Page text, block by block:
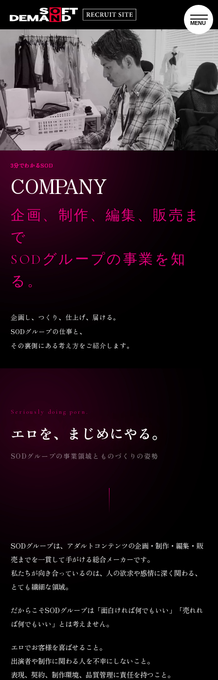
3分でわかるSOD
COMPANY
企画、制作、編集、販売ま
で
SODグループの事業を知
る。
企画し、つくり、仕上げ、届ける。
SODグループの仕事と、
その裏側にある考え方をご紹介します。
Seriously doing porn.
エロを、まじめにやる。
SODグループの事業領域とものづくりの姿勢
SODグループは、アダルトコンテンツの企画・制作・編集・販
売までを一貫して手がける総合メーカーです。
私たちが向き合っているのは、人の欲求や感情に深く関わる、
とても繊細な領域。
だからこそSODグループは「面白ければ何でもいい」「売れれ
ば何でもいい」とは考えません。
エロでお客様を喜ばせること。
出演者や制作に関わる人を不幸にしないこと。
表現、契約、制作環境、品質管理に責任を持つこと。